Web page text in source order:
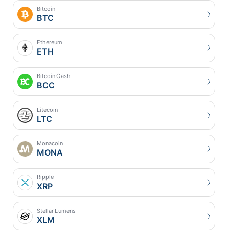
Bitcoin
BTC
Ethereum
ETH
Bitcoin Cash
BCC
Litecoin
LTC
Monacoin
MONA
Ripple
XRP
Stellar Lumens
XLM